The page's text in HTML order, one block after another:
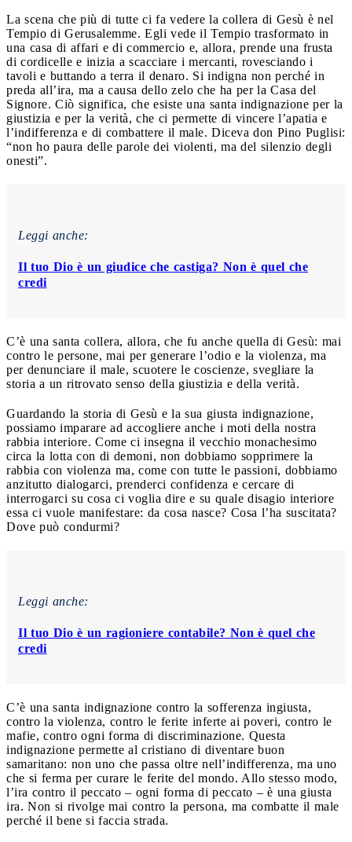
La scena che più di tutte ci fa vedere la collera di Gesù è nel
Tempio di Gerusalemme. Egli vede il Tempio trasformato in
una casa di affari e di commercio e, allora, prende una frusta
di cordicelle e inizia a scacciare i mercanti, rovesciando i
tavoli e buttando a terra il denaro. Si indigna non perché in
preda all’ira, ma a causa dello zelo che ha per la Casa del
Signore. Ciò significa, che esiste una santa indignazione per la
giustizia e per la verità, che ci permette di vincere l’apatia e
l’indifferenza e di combattere il male. Diceva don Pino Puglisi:
“non ho paura delle parole dei violenti, ma del silenzio degli
onesti”.
Leggi anche:
Il tuo Dio è un giudice che castiga? Non è quel che
credi
C’è una santa collera, allora, che fu anche quella di Gesù: mai
contro le persone, mai per generare l’odio e la violenza, ma
per denunciare il male, scuotere le coscienze, svegliare la
storia a un ritrovato senso della giustizia e della verità.
Guardando la storia di Gesù e la sua giusta indignazione,
possiamo imparare ad accogliere anche i moti della nostra
rabbia interiore. Come ci insegna il vecchio monachesimo
circa la lotta con di demoni, non dobbiamo sopprimere la
rabbia con violenza ma, come con tutte le passioni, dobbiamo
anzitutto dialogarci, prenderci confidenza e cercare di
interrogarci su cosa ci voglia dire e su quale disagio interiore
essa ci vuole manifestare: da cosa nasce? Cosa l’ha suscitata?
Dove può condurmi?
Leggi anche:
Il tuo Dio è un ragioniere contabile? Non è quel che
credi
C’è una santa indignazione contro la sofferenza ingiusta,
contro la violenza, contro le ferite inferte ai poveri, contro le
mafie, contro ogni forma di discriminazione. Questa
indignazione permette al cristiano di diventare buon
samaritano: non uno che passa oltre nell’indifferenza, ma uno
che si ferma per curare le ferite del mondo. Allo stesso modo,
l’ira contro il peccato – ogni forma di peccato – è una giusta
ira. Non si rivolge mai contro la persona, ma combatte il male
perché il bene si faccia strada.